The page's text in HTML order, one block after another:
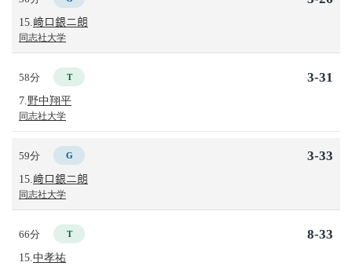
15. 﨑口銀二朗
同志社大学
58分 T
7. 野中翔平
同志社大学
3-31
59分 G
15. 﨑口銀二朗
同志社大学
3-33
66分 T
15. 中孝祐
8-33